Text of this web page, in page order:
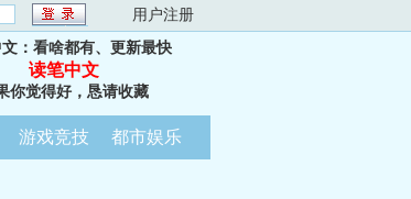
用户注册
：看啥都有、更新最快
读笔中文
你觉得好，恳请收藏
游戏竞技 都市娱乐